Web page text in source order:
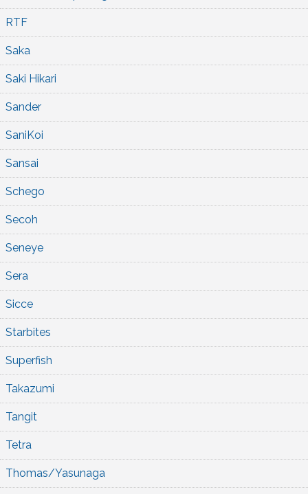
RTF
Saka
Saki Hikari
Sander
SaniKoi
Sansai
Schego
Secoh
Seneye
Sera
Sicce
Starbites
Superfish
Takazumi
Tangit
Tetra
Thomas/Yasunaga